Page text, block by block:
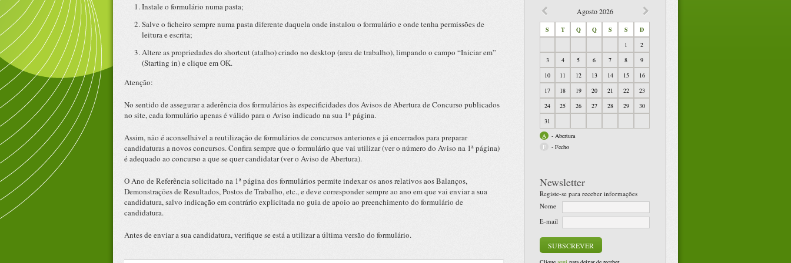
Agosto2026
S T Q Q S S
D
1
2
3
4 5 6 7 8
9
10
11 12 13 14 15
16
17
18 19 20 21 22
23
24
25 26 27 28 29
30
31
A
-Abertura
F
-Fecho
Newsletter
Registe-se para receber informações
Nome
E-mail
Instale o formulário numa pasta;
Salve o ficheiro sempre numa pasta diferente daquela onde instalou o formulário e onde tenha permissões de
leitura e escrita;
Altere as propriedades do shortcut (atalho) criado no desktop (area de trabalho), limpando o campo “Iniciar em”
(Starting in) e clique em OK.
Atenção:
No sentido de assegurar a aderência dos formulários às especificidades dos Avisos de Abertura de Concurso publicados
no site, cada formulário apenas é válido para o Aviso indicado na sua 1ª página.
Assim, não é aconselhável a reutilização de formulários de concursos anteriores e já encerrados para preparar
candidaturas a novos concursos. Confira sempre que o formulário que vai utilizar (ver o número do Aviso na 1ª página)
é adequado ao concurso a que se quer candidatar (ver o Aviso de Abertura).
O Ano de Referência solicitado na 1ª página dos formulários permite indexar os anos relativos aos Balanços,
Demonstrações de Resultados, Postos de Trabalho, etc., e deve corresponder sempre ao ano em que vai enviar a sua
candidatura, salvo indicação em contrário explicitada no guia de apoio ao preenchimento do formulário de
candidatura.
Antes de enviar a sua candidatura, verifique se está a utilizar a última versão do formulário.